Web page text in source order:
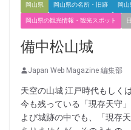
岡山県 岡山県の名所・旧跡 岡
岡山県の観光情報・観光スポット
備中松山城
Japan Web Magazine 編集部
天空の山城 江戸時代もしく
今も残っている「現存天守
よび城跡の中でも、「現存